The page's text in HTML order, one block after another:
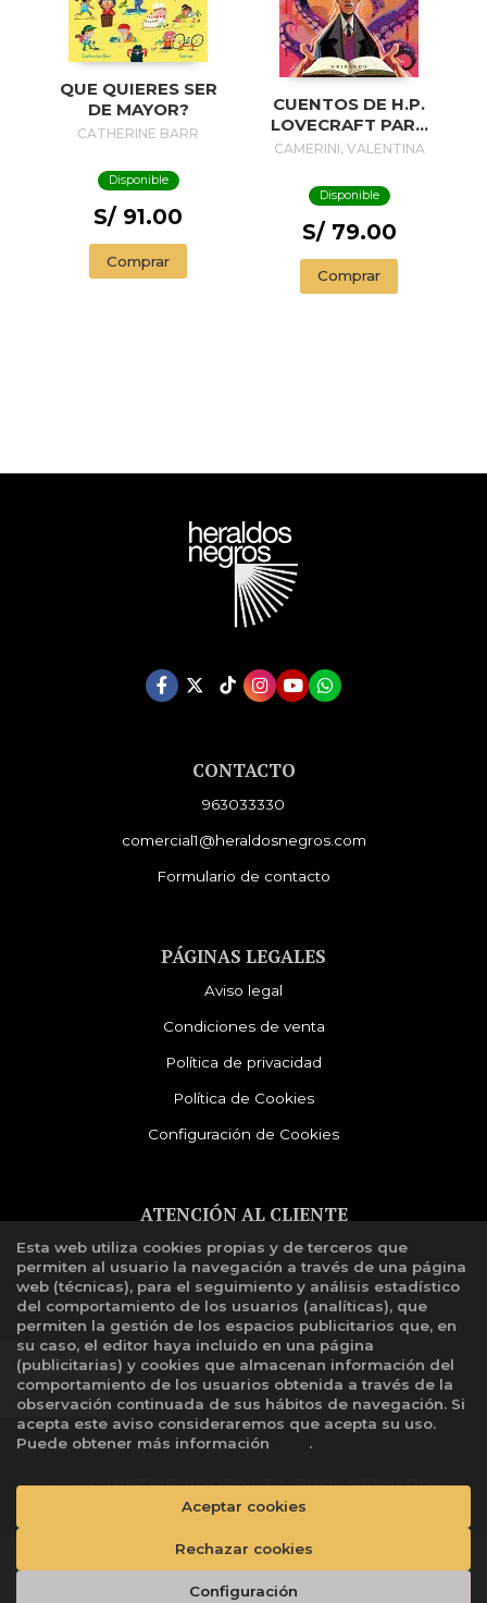
Añadir a mi cesta
QUE QUIERES SER
DE MAYOR?
CATHERINE BARR
Disponible
S/ 91.00
Comprar
CUENTOS DE H.P.
LOVECRAFT PARA
NIÑOS Y NIÑAS
CAMERINI, VALENTINA
Disponible
S/ 79.00
Comprar
CONTACTO
963033330
comercial1@heraldosnegros.com
Formulario de contacto
PÁGINAS LEGALES
Aviso legal
Condiciones de venta
Política de privacidad
Política de Cookies
Configuración de Cookies
ATENCIÓN AL CLIENTE
Quiénes somos
Libro de reclamaciones
2026 ©DISTRIBUIDORA DE LIBROS HERALDOS
. Todos los Derechos Reservados |
Esta web utiliza cookies propias y de terceros que
permiten al usuario la navegación a través de una página
web (técnicas), para el seguimiento y análisis estadístico
del comportamiento de los usuarios (analíticas), que
permiten la gestión de los espacios publicitarios que, en
su caso, el editor haya incluido en una página
(publicitarias) y cookies que almacenan información del
comportamiento de los usuarios obtenida a través de la
observación continuada de sus hábitos de navegación. Si
acepta este aviso consideraremos que acepta su uso.
Puede obtener más información
.
Configuración
Rechazar cookies
Aceptar cookies